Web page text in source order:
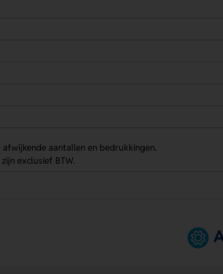
aantallen en bedrukkingen.
exclusief BTW.